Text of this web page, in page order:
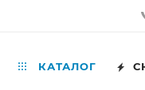
КАТАЛОГ